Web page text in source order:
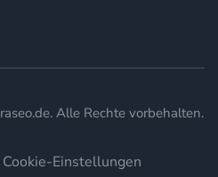
Alle Rechte vorbehalten.
Cookie-Einstellungen